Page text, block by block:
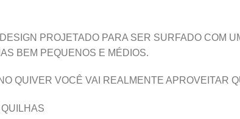
PROJETADO PARA SER SURFADO COM
BEM PEQUENOS E MÉDIOS.
QUIVER VOCÊ VAI REALMENTE APROVEITAR